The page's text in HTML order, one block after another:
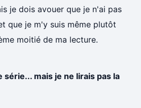
je dois avouer que je n'ai pas
que je m'y suis même plutôt
moitié de ma lecture.
série... mais je ne lirais pas la